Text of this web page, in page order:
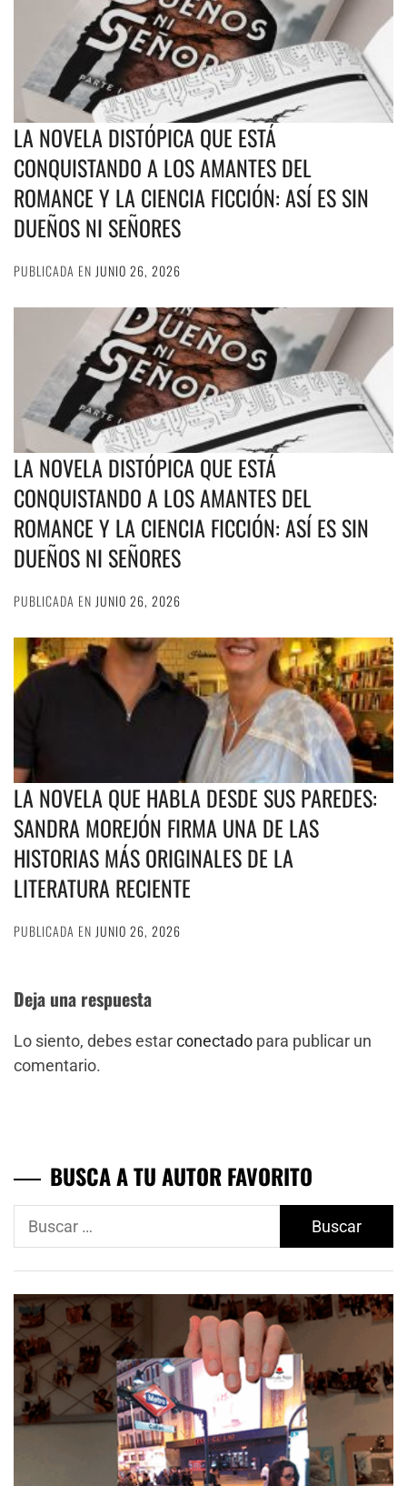
LA NOVELA DISTÓPICA QUE ESTÁ
CONQUISTANDO A LOS AMANTES DEL
ROMANCE Y LA CIENCIA FICCIÓN: ASÍ ES SIN
DUEÑOS NI SEÑORES
PUBLICADA EN JUNIO 26, 2026
LA NOVELA DISTÓPICA QUE ESTÁ
CONQUISTANDO A LOS AMANTES DEL
ROMANCE Y LA CIENCIA FICCIÓN: ASÍ ES SIN
DUEÑOS NI SEÑORES
PUBLICADA EN JUNIO 26, 2026
LA NOVELA QUE HABLA DESDE SUS PAREDES:
SANDRA MOREJÓN FIRMA UNA DE LAS
HISTORIAS MÁS ORIGINALES DE LA
LITERATURA RECIENTE
PUBLICADA EN JUNIO 26, 2026
Deja una respuesta
Lo siento, debes estarconectado para publicar un
comentario.
BUSCA A TU AUTOR FAVORITO
Buscar: